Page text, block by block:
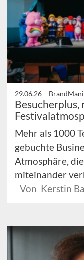
29.06.26 –
Besucherplus,
Mehr als 1000
gebuchte
Atmosphäre,
miteinander
Von Kerstin